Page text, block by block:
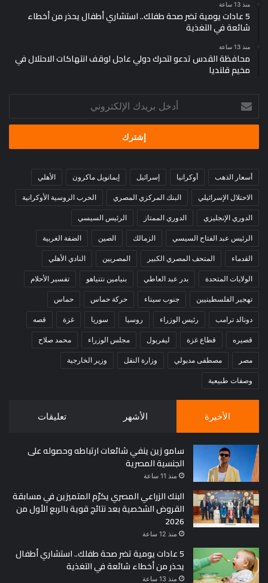
منذ 13 ساعة
5 عادات يومية تضر صحة طفلك.. استشاري أطفال يحذر من أخطاء
شائعة في التغذية
منذ 13 ساعة
محافظة القدس تدعو لتحرك دولي عاجل لوقف انتهاكات الاحتلال في
مخيم قلنديا
بريدك
الإلكتروني
أسعار الذهب أوكرانيا إسرائيل إيمانويل ماكرون الأهلي
الاحتلال الإسرائيلي البنك المركزي المصري الحرب الروسية الأوكرانية
الدوري الإنجليزي الدوري الممتاز الرئيس السيسي
الرئيس عبد الفتاح السيسي الزمالك الصين الضفة الغربية
القدماء المتحف المصري الكبير المصريين النادي الأهلي
الولايات المتحدة بدر عبد العاطي بنيامين نتنياهو تفسير الأحلام
تهجير الفلسطينيين جنوب سيناء حركة حماس حماس
دونالد ترامب رئيس الوزراء روسيا سوريا غزة قصه
قصيره قطاع غزة ليفربول مجلس الوزراء محمد صلاح
مصر مصطفى مدبولي وزارة النقل وزير الخارجية
وصفات طبيعية
الأخيرة الأشهر تعليقات
سامو زين ينفي شائعات ارتباطه وحصوله على
الجنسية المصرية
منذ 11 ساعة
البنك الزراعي المصري يكرّم المتميزين في مسابقة
القروض الشخصية بعد نتائج قوية بالربع الأول من
2026
منذ 12 ساعة
5 عادات يومية تضر صحة طفلك.. استشاري أطفال
يحذر من أخطاء شائعة في التغذية
منذ 13 ساعة